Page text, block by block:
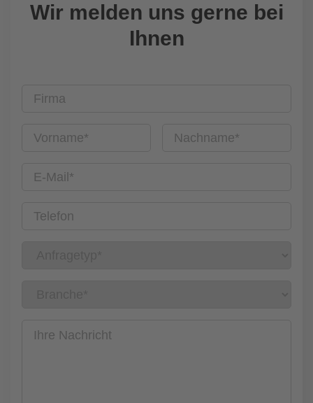
Wir melden uns gerne bei
Ihnen